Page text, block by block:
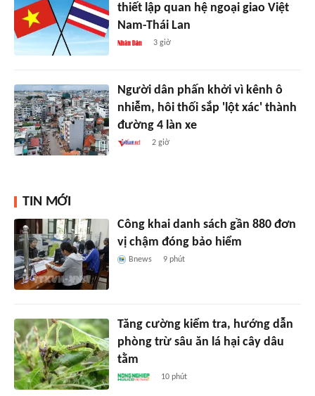
thiết lập quan hệ ngoại giao Việt
Nam-Thái Lan
3 giờ
Người dân phấn khởi vì kênh ô
nhiễm, hôi thối sắp 'lột xác' thành
đường 4 làn xe
2 giờ
TIN MỚI
Công khai danh sách gần 880 đơn
vị chậm đóng bảo hiểm
Bnews 9 phút
Tăng cường kiểm tra, hướng dẫn
phòng trừ sâu ăn lá hại cây dâu
tằm
10 phút